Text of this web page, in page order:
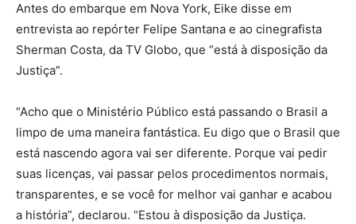
Antes do embarque em Nova York, Eike disse em
entrevista ao repórter Felipe Santana e ao cinegrafista
Sherman Costa, da TV Globo, que “está à disposição da
Justiça”.
“Acho que o Ministério Público está passando o Brasil a
limpo de uma maneira fantástica. Eu digo que o Brasil que
está nascendo agora vai ser diferente. Porque vai pedir
suas licenças, vai passar pelos procedimentos normais,
transparentes, e se você for melhor vai ganhar e acabou
a história”, declarou. “Estou à disposição da Justiça.